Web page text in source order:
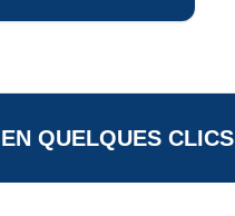
QUELQUES CLICS